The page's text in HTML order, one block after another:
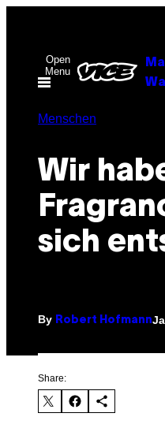
contentOpen
Menu
Menschen
Wir
sich
By Robert Hofmann
Share: